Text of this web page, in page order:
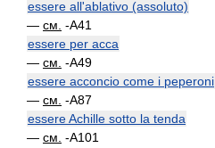
essere all'ablativo (assoluto)
— см. -A41
essere per acca
— см. -A49
essere acconcio come i peperoni
— см. -A87
essere Achille sotto la tenda
— см. -A101